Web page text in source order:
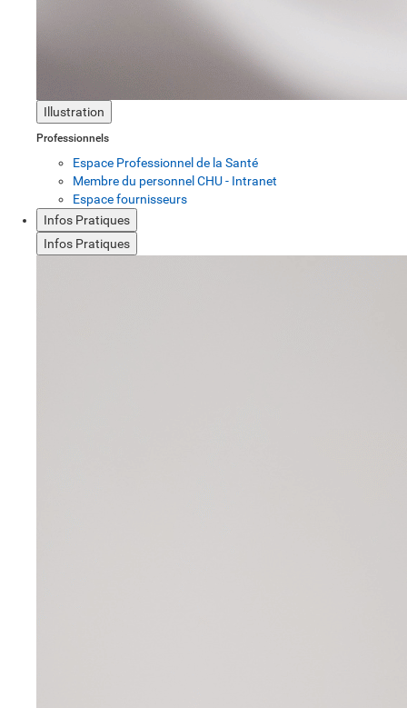
Illustration
Professionnels
Espace Professionnel de la Santé
Membre du personnel CHU - Intranet
Espace fournisseurs
Infos Pratiques
Infos Pratiques